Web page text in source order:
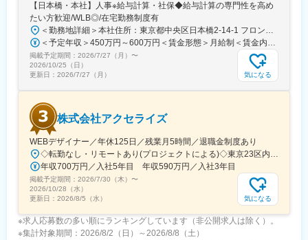
【日本橋・本社】人事※給与計算・社保◆給与計算の専門性を高め
たい方歓迎/WLB◎/在宅勤務制度有
＜勤務地詳細＞本社住所：東京都中央区日本橋2-14-1 フロントプレイス日本橋勤務地最寄駅：各線／日本橋駅受動喫煙対策：敷地内喫煙可能場所あり変更の範囲：会社の定める事業所
＜予定年収＞450万円～600万円＜賃金形態＞月給制＜賃金内訳＞月額（基本給）：243,000円～330,300円固定残業手当/月：57,000円～77,700円（固定残業時間30時間0分/月）超過した時間外労働の残業手当は追加支給＜月給＞300,000円～408,000円（一律手当を含む）＜昇給有無＞有＜残業手当＞有＜給与補足＞※上記金額にスキル・ご経験に応じて加算する可能性がございます※給与詳細は、経験・スキルを考慮した上で決定。■昇給：年1回（4月）賃金はあくまでも目安の金額であり、選考を通じて上下する可能性があります。月給(月額)は固定手当を含めた表記です。
掲載予定期間： 2026/7/27（月） 〜
2026/10/25（日）
更新日： 2026/7/27（月） 気になる
株式会社アクセライズ
WEBデザイナー／年休125日／残業月5時間／退職金制度あり
◇転勤なし・リモートあり(プロジェクトによる)◇東京23区内を中心としたプロジェクト先▽勤務エリア・東京都内を中心とした一都三県・東京23区内のプロジェクトが中心・プロジェクトによりリモートワークあり・千葉、埼玉、神奈川にも案件あり。強制はなし。■東京本社／東京都千代田区神田小川町1-5-1 神田御幸ビル8F
年収700万円／入社5年目 年収590万円／入社3年目
掲載予定期間： 2026/7/30（木） 〜
2026/10/28（水）
更新日： 2026/8/5（水） 気になる
※求人応募数の多い順にランキングしています（非公開求人は除く）。
※集計対象期間：2026/8/2（日）～2026/8/8（土）